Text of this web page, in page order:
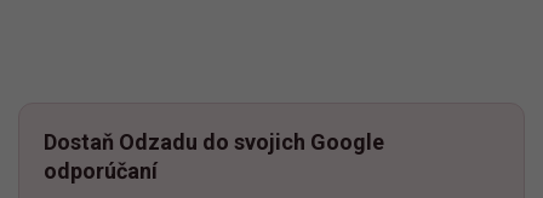
Dostaň Odzadu do svojich Google
odporúčaní